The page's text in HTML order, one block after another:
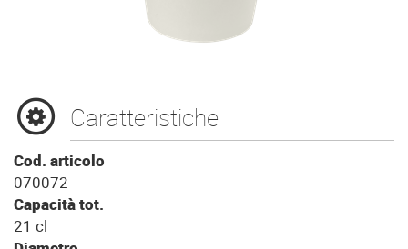
Caratteristiche
Cod. articolo
070072
Capacità tot.
21 cl